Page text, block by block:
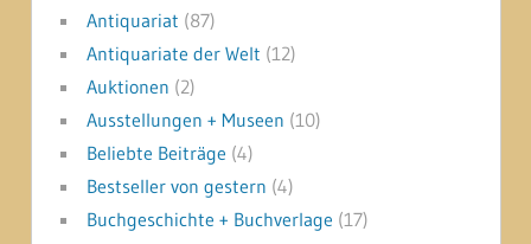
Antiquariat (87)
Antiquariate der Welt (12)
Auktionen (2)
Ausstellungen + Museen (10)
Beliebte Beiträge (4)
Bestseller von gestern (4)
Buchgeschichte + Buchverlage (17)